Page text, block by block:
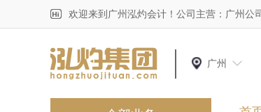
欢迎来到广州泓灼会计！公司主营：广州公
广州